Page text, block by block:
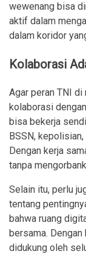
wewenang bisa
aktif dalam
dalam koridor
Kolaborasi
Agar peran TNI
kolaborasi
bisa bekerja
BSSN,
Dengan kerja
tanpa
Selain itu, perlu
tentang
bahwa ruang
bersama.
didukung oleh